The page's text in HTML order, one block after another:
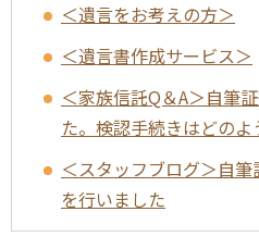
＜遺言をお考えの方＞
＜遺言書作成サービス＞
＜家族信託Q＆A＞自筆
た。検認手続きはどの
＜スタッフブログ＞自
を行いました